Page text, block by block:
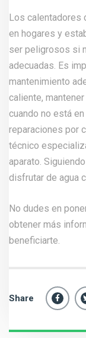
Los calentadores
en hogares y
ser peligrosos si
adecuadas. Es
mantenimiento
caliente,
cuando no está
reparaciones por
técnico
aparato.
disfrutar de agua
No dudes en
obtener más
beneficiarte.
Share